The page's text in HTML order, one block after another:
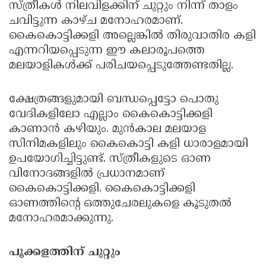
സ്ത്രീകള്‍ നിലവിളക്കിന് ചുറ്റും നിന്ന് താളം
ചവിട്ടുന്ന കാഴ്ച മനോഹരമാണ്.
കൈകൊട്ടിക്കളി അല്ലെങ്കില്‍ തിരുവാതിര കളി
എന്നറിയപ്പെടുന്ന ഈ കലാരൂപത്തെ
മലയാളികള്‍ക്ക് പരിചയപ്പെടുത്തേണ്ടതില്ല.
ക്ഷേത്രങ്ങളുമായി ബന്ധപ്പെട്ടോ പൊതു
വേദികളിലോ എല്ലാം കൈകൊട്ടിക്കളി
കാണാന്‍ കഴിയും. മുന്‍കാല മലയാള
സിനിമകളിലും കൈകൊട്ടി കളി ധാരാളമായി
ഉപയോഗിച്ചിട്ടുണ്ട്. സ്ത്രീകളുടെ ഓണ
വിനോദങ്ങളില്‍ പ്രധാനമാണ്
കൈകൊട്ടിക്കളി. കൈകൊട്ടിക്കളി
ഓണത്തിന്റെ ഒത്തുചേരലുകളെ കൂടുതല്‍
മനോഹരമാക്കുന്നു.
പൂക്കളത്തിന് ചുറ്റും